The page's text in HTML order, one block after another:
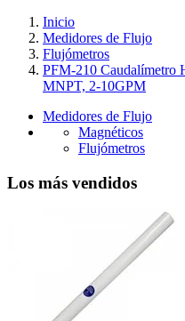
Inicio
Medidores de Flujo
Flujómetros
PFM-210 Caudalímetro
MNPT, 2-10GPM
Medidores de Flujo
Magnéticos
Flujómetros
Los más vendidos